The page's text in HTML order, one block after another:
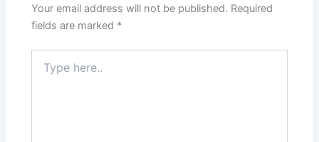
Your email address will not be published. Required
fields are marked *
here..